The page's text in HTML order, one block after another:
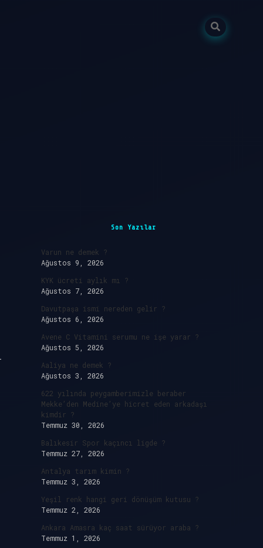
SidebarSon Yazılar
Varun ne demek ?
Ağustos 9, 2026
KYK ücreti aylık mı ?
Ağustos 7, 2026
Davutpaşa ismi nereden gelir ?
Ağustos 6, 2026
Avene C Vitamini serumu ne işe yarar ?
Ağustos 5, 2026
Aaliya ne demek ?
Ağustos 3, 2026
622 yılında peygamberimizle beraber
Mekke’den Medine’ye hicret eden arkadaşı
kimdir ?
Temmuz 30, 2026
Balıkesir Spor kaçıncı ligde ?
Temmuz 27, 2026
Antalya tarım kimin ?
Temmuz 3, 2026
Yeşil renk hangi geri dönüşüm kutusu ?
Temmuz 2, 2026
Ankara Amasra kaç saat sürüyor araba ?
Temmuz 1, 2026